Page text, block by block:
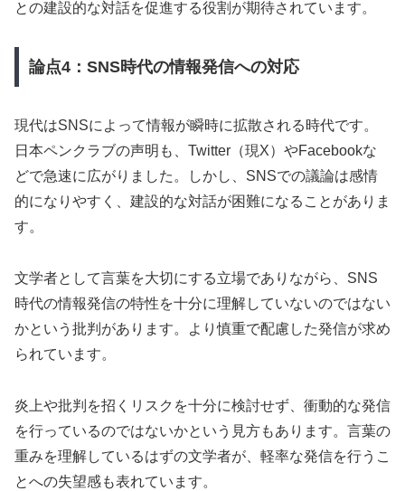
との建設的な対話を促進する役割が期待されています。
論点4：SNS時代の情報発信への対応
現代はSNSによって情報が瞬時に拡散される時代です。
日本ペンクラブの声明も、Twitter（現X）やFacebookな
どで急速に広がりました。しかし、SNSでの議論は感情
的になりやすく、建設的な対話が困難になることがありま
す。
文学者として言葉を大切にする立場でありながら、SNS
時代の情報発信の特性を十分に理解していないのではない
かという批判があります。より慎重で配慮した発信が求め
られています。
炎上や批判を招くリスクを十分に検討せず、衝動的な発信
を行っているのではないかという見方もあります。言葉の
重みを理解しているはずの文学者が、軽率な発信を行うこ
とへの失望感も表れています。